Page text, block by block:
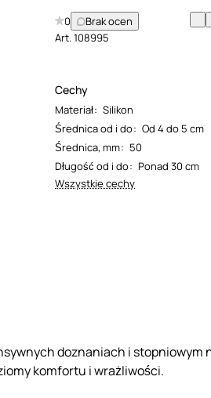
0
Brak ocen
Art.108995
Cechy
Materiał: Silikon
Średnica od i do: Od 4 do 5 cm
Średnica, mm: 50
Długość od i do: Ponad 30 cm
Wszystkie cechy
doznaniach i stopniowym
komfortu i wrażliwości.